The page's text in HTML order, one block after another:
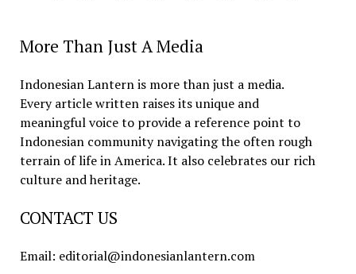
More Than Just A Media
Indonesian Lantern is more than just a media.
Every article written raises its unique and
meaningful voice to provide a reference point to
Indonesian community navigating the often rough
terrain of life in America. It also celebrates our rich
culture and heritage.
CONTACT US
Email: editorial@indonesianlantern.com